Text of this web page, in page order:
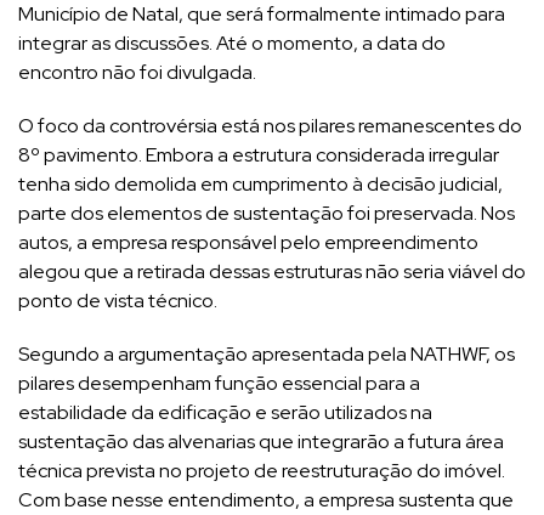
Município de Natal, que será formalmente intimado para
integrar as discussões. Até o momento, a data do
encontro não foi divulgada.
O foco da controvérsia está nos pilares remanescentes do
8º pavimento. Embora a estrutura considerada irregular
tenha sido demolida em cumprimento à decisão judicial,
parte dos elementos de sustentação foi preservada. Nos
autos, a empresa responsável pelo empreendimento
alegou que a retirada dessas estruturas não seria viável do
ponto de vista técnico.
Segundo a argumentação apresentada pela NATHWF, os
pilares desempenham função essencial para a
estabilidade da edificação e serão utilizados na
sustentação das alvenarias que integrarão a futura área
técnica prevista no projeto de reestruturação do imóvel.
Com base nesse entendimento, a empresa sustenta que